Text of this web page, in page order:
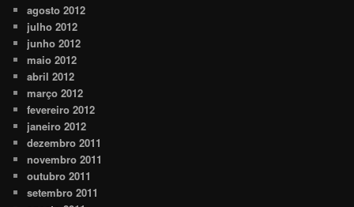
agosto 2012
julho 2012
junho 2012
maio 2012
abril 2012
março 2012
fevereiro 2012
janeiro 2012
dezembro 2011
novembro 2011
outubro 2011
setembro 2011